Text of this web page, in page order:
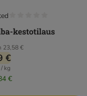
23,58 €
€
kg
€